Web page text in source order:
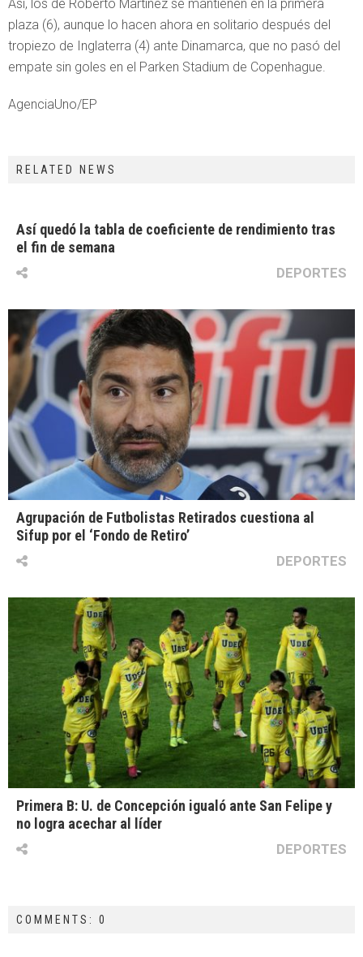
Así, los de Roberto Martínez se mantienen en la primera
plaza (6), aunque lo hacen ahora en solitario después del
tropiezo de Inglaterra (4) ante Dinamarca, que no pasó del
empate sin goles en el Parken Stadium de Copenhague.
AgenciaUno/EP
RELATED NEWS
Así quedó la tabla de coeficiente de rendimiento tras
el fin de semana
DEPORTES
Agrupación de Futbolistas Retirados cuestiona al
Sifup por el ‘Fondo de Retiro’
DEPORTES
Primera B: U. de Concepción igualó ante San Felipe y
no logra acechar al líder
DEPORTES
COMMENTS: 0